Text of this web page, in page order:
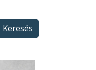
Keresés